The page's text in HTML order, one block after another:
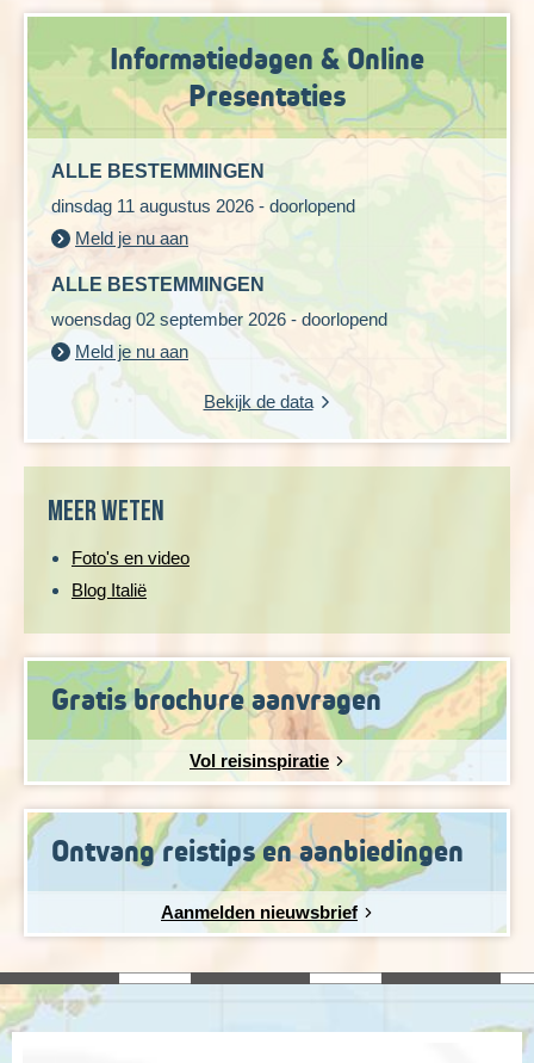
wandelen in Italië ontdek je verborgen paden,
panoramische uitzichten, historische stadjes en lokale
culinaire hoogstandjes.
Informatiedagen & Online
Presentaties
ALLE BESTEMMINGEN
dinsdag 11 augustus 2026 - doorlopend
Meld je nu aan
ALLE BESTEMMINGEN
woensdag 02 september 2026 - doorlopend
Meld je nu aan
Bekijk de data
Meer weten
Foto's en video
Blog Italië
Gratis brochure aanvragen
Vol reisinspiratie
Ontvang reistips en aanbiedingen
Aanmelden nieuwsbrief